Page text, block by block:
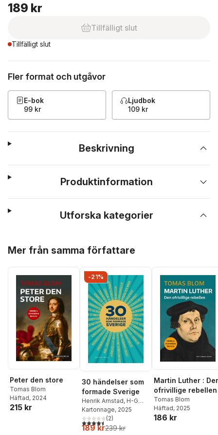
189 kr
Tillfälligt slut
Tillfälligt slut
Fler format och utgåvor
E-bok
99 kr
Ljudbok
109 kr
Beskrivning
Produktinformation
Utforska kategorier
Mer från samma författare
Peter den store
Tomas Blom
Häftad, 2024
215 kr
-21%
30 händelser som
formade Sverige
Henrik Arnstad, H-G
Axberger,Henrik
Berggren,Tomas Blom
Ingrid Carlberg,
Kartonnage, 2025
4,5utav 5 stjärnor. Totalt antal röster:
(2)
189 kr239 kr
Martin Luther :
ofrivillige rebellen
Tomas Blom
Häftad, 2025
186 kr